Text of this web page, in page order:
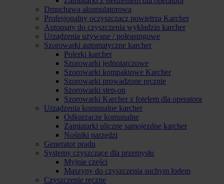
Dmuchawa akumulatorowa
Profesjonalny oczyszczacz powietrza Karcher
Automaty do czyszczenia wykładzin karcher
Urządzenia używane / poleasingowe
Szorowarki automatyczne karcher
Polerki karcher
Szorowarki jednotarczowe
Szorowarki kompaktowe Karcher
Szorowarki prowadzone ręcznie
Szorowarki step-on
Szorowarki Karcher z fotelem dla operatora
Urządzenia komunalne karcher
Odkurzacze komunalne
Zamiatarki uliczne samojezdne karcher
Nośniki narzędzi
Generator prądu
Systemy czyszczące dla przemysłu
Myjnie części
Maszyny do czyszczenia suchym lodem
Czyszczenie ręczne